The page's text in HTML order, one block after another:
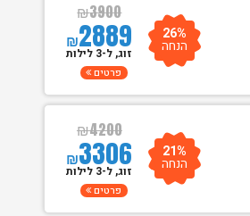
₪3900
₪2889 26%
הנחה זוג, ל-3 לילות
פרטים
₪4200
₪3306 21%
הנחה זוג, ל-3 לילות
פרטים